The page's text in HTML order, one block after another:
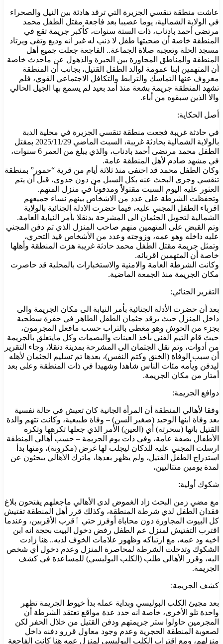
عاشت منطقة تنقسي الجزيرة التي ترقد هادئة بين النيل والصحراء
في الولاية الشمالية، يوما عصيبا بعد فاجعة مقتل الطفل محمد
مرتضى أحمد بادناب، ذات الستة سنوات، كأكبر جريمة تقع في
المنطقة خاصة أن ضحيتها طفل لا ذنب له غير انه وديع وتقي ويرتاد
مسجد الحلة وتعجبه صلاة الجماعة.. الفاجعة جعلت جميع أهل
المنطقة والمناطق المجاورة بين الحيرة والذهول عن ماحدث خاصة
أن المتهمين ابنا عمومة لوالد الطفل القتيل، بجانب أن المنطقة
معروف عنها التماسك والترابط والتكافل الاجتماعي القوي، فلم
تشهد المنطقة جريمة بشعة منذ أمد بعيد لم يسمع بها الجيل الحالي
والا الذين سبقوه من أباء.
أصل الحكاية:
في حادثة غريبة فجعت منطقة تنقسي الجزيرة في محلية الدبة
بالولاية الشمالية بحادثة غريبة، السبت الماضي 2025/11/29 بمقتل
الطفل محمد مرتضى أحمد بادناب، والذي يبلغ من العمر 6 سنوات،
في مشهد صادم لأهل المنطقة عامة.
وكان الطفل محمد قد اختفى منذ ثلاثة أيام من قرية “حمور” بمنطقة
تنقسي وجرى البحث عنه بكل السبل من دون جدوى، قبل أن يتم
العثور عليه اليوم السبت مقتولاً ومدفوناً في منزل المتهم.
وتحفظت الشرطة على عدد من الاشخاص بينهم نساء جميعهم
اقرباء الطفل المجني عليه، فيما حضرت الادلة الجنائية بالولاية
الشمالية لتحويل الجثمان الى المشرحة بدنقلا بأمر النيابة العامة.
وتم القبض على المتهمين منهم صاحب المنزل الذي تم دفن المجني
عليه داخله وهو عمه، وزوجته وعدد من الأشخاص قيد التحري،
وتمثل جريمة مقتل الطفل محمد حادثة غريبة هزت المنطقة وأهلها
خاصة أن المتهمين اقربائه.
وكانت الشرطة العامة والامنية والاستخبارات بالمحلية قد حاصرت
مكان الجريمة منذ الجمعة الماضية.
التقرير الجنائي:
بعد أن حضرت الأدلة الجنائية بأمر النيابة الى مكان الجريمة والى
داخل المنزل حيث يرقد جثمان الطفل الطاهر في حفرة سطحية
بجزء من الحوش وهو مغطى بالتراب حسب مافعل المجرمون،
حيث قام التيم الفني بأخذ العينات والبصمات وكل مايتعلق بالجريمة
من أدوات، وتم نقل الجثمان الى المشرحة بمدينة دنقلا، وجاء التقرير
أن سبب الوفاة (الخنق وكتم النفس)، بعدها تم تسليم الجثمان لأهله
ليدفن ويأمه مئات الناس شاهدا وشهيدا في ذات المنطقة وعلى بعد
أمتار من مكان الجريمة.
دوافع الجريمة:
وفقا لأهالي المنطقة أن المرأة الجانية كان تعيش في حالة نفسية
بعد وفاة ابنها الوحيد (صغير السن) – وفاة طبيعية، وكانت تتهم والدة
القتيل بانها (سحرته) أي (العين) الأمر الذي جعلها تكرهها وتكره
الأطفال بصفة عامة، وفي ذات يوم الجريمة – حسب أهالي المنطقة
ارسلت المجني عليه للدكان ليجلب لها غرض (مكرونة)، ومنها بدأ
استدراج الطفل القتيل، ولم يظهر بعدها، ماترك الأهالي يبحثون عن
لمدة يومين متتاليين،
شكوك أولية:
مع مضي زمن البحث زاد الغموض لدى الأهالي ماجعلهم يفتحون بلاغ
فقدان الطفل لدي شرطة المنطقة، وكذلك قرر أهل المنطقة تفتيش
كل البيوت المجاورة دون محاباة أوفرز حتي ٱقرب الأقربين، وعندما
اقترب التفتيش لمنزل عم الطفل رفض دخول البيت بحجة انه ابن
اخيه ود عمه، مع ارتباكه وظهور علامات الخوف لديه.. هنا زادت
الشكوك وتدخلت الشرطة لمحاصرة المنزل وعدم دخول أي شخص
اليه، وقرر الأهالي طلب (الكلب البوليسي) للمساعدة في كشف
الجريمة.
كشف الجريمة:
بعد مجيئ الكلب البوليسي وبداية عمله بدأ خيوط الجريمة تظهر
واحدة تلو الأخرى، خاصة انه حدد عدة مواقع تعتقد الشرطة أن
المجرمين حاولوا ستر جريمتهم ودفن القتيل من خلال الحفر لكن
لصعوبة المنطقة الحجرية وعدم وجود معاول قررو دفنه داخل
منزلهم، ومع اقتراب الكلب البوليسي لمنزل عمه هنا كانت الفاجعة